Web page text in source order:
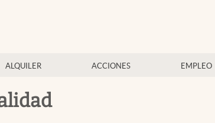
ALQUILER ACCIONES EMPLEO